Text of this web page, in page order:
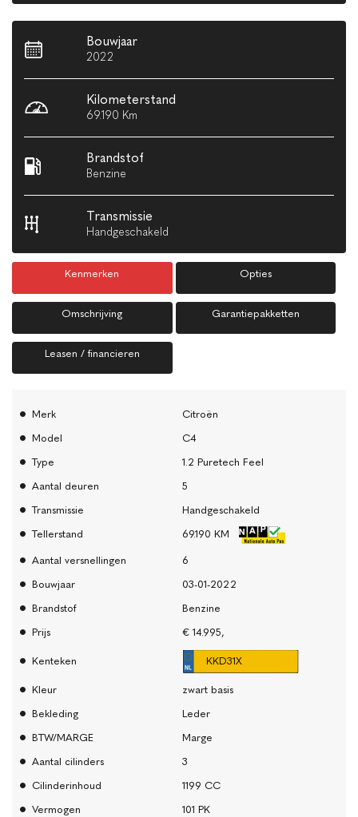
Bouwjaar
2022
Kilometerstand
69.190 Km
Brandstof
Benzine
Transmissie
Handgeschakeld
Kenmerken Opties
Omschrijving Garantiepakketten
Leasen / financieren
Merk
Citroën
Model
C4
Type
1.2 Puretech Feel
Aantal deuren
5
Transmissie
Handgeschakeld
Tellerstand
69.190 KM
Aantal versnellingen
6
Bouwjaar
03-01-2022
Brandstof
Benzine
Prijs
€ 14.995,
Kenteken KKD31X
Kleur
zwart basis
Bekleding
Leder
BTW/MARGE
Marge
Aantal cilinders
3
Cilinderinhoud
1199 CC
Vermogen
101 PK